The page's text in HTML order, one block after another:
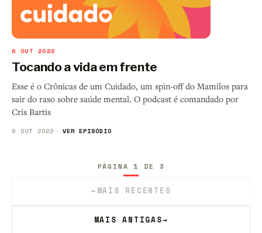
6 OUT 2022
Tocando a vida em frente
Esse é o Crônicas de um Cuidado, um spin-off do Mamilos para
sair do raso sobre saúde mental. O podcast é comandado por
Cris Bartis
6 OUT 2022 VER EPISÓDIO
←MAIS RECENTES
PÁGINA 1 DE 3
MAIS ANTIGAS→